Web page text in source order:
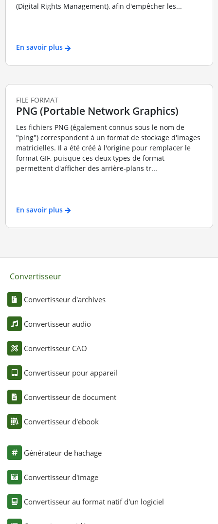
(Digital Rights Management), afin d'empêcher les...
En savoir plus
FILE FORMAT
PNG (Portable Network Graphics)
Les fichiers PNG (également connus sous le nom de
"ping") correspondent à un format de stockage d'images
matricielles. Il a été créé à l'origine pour remplacer le
format GIF, puisque ces deux types de format
permettent d'afficher des arrière-plans tr...
En savoir plus
Convertisseur
Convertisseur d'archives
Convertisseur audio
Convertisseur CAO
Convertisseur pour appareil
Convertisseur de document
Convertisseur d'ebook
Générateur de hachage
Convertisseur d'image
Convertisseur au format natif d'un logiciel